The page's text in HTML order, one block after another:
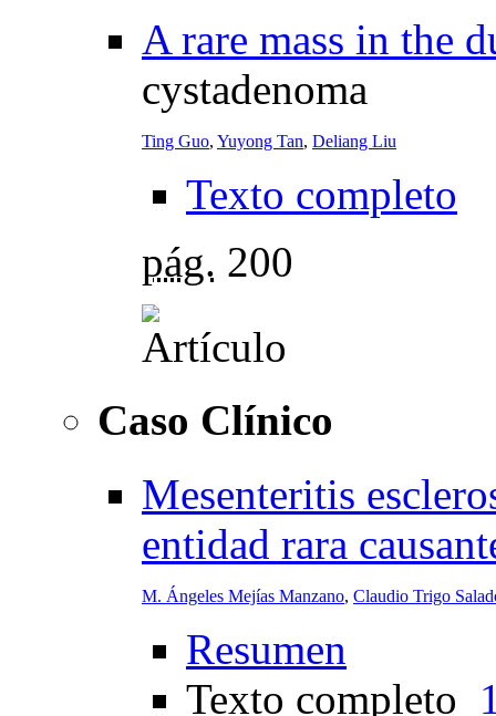
A rare mass in the
cystadenoma
Ting Guo, Yuyong Tan, Deliang Liu
Texto completo
pág. 200
Caso Clínico
Mesenteritis
entidad rara
M. Ángeles Mejías Manzano, Claudio Trigo
Resumen
Texto completo